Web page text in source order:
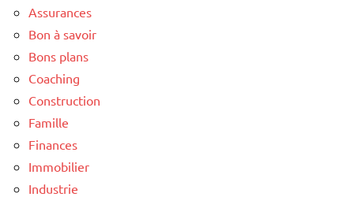
Assurances
Bon à savoir
Bons plans
Coaching
Construction
Famille
Finances
Immobilier
Industrie